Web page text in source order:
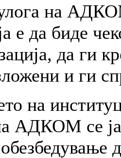
на
е да биде
да ги
и ги
на
АДКОМ се